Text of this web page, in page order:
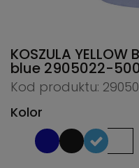
KOSZULA
blue 2905022-
Kod produktu:
Kolor